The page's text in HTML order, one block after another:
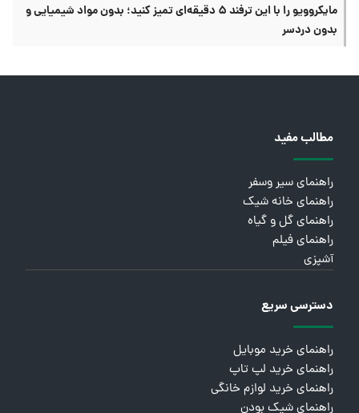
مایکروویو را با این ترفند ۵ دقیقه‌ای تمیز کنید؛ بدون مواد شیمیایی و
بدون دردسر
مطالب مفید
راهنمای سیر وسفر
راهنمای خانه شیک
راهنمای گل و گیاه
راهنمای فیلم
آشپزی
دسترسی سریع
راهنمای خرید موبایل
راهنمای خرید لپ تاپ
راهنمای خرید لوازم خانگی
راهنمای شیک بودن